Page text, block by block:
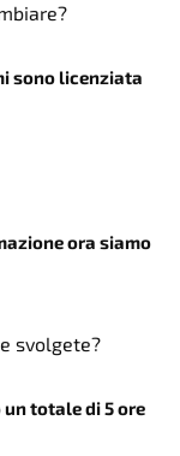
sono licenziata
ora siamo
svolgete?
totale di 5 ore